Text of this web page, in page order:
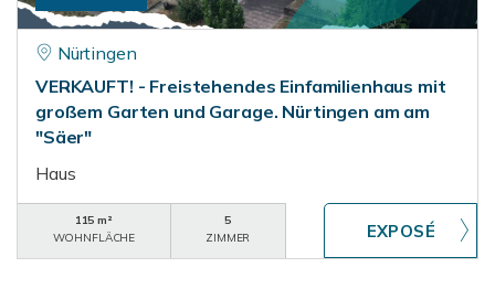
Nürtingen
VERKAUFT! - Freistehendes Einfamilienhaus mit
großem Garten und Garage. Nürtingen am am
"Säer"
Haus
115 m²
WOHNFLÄCHE
5
ZIMMER